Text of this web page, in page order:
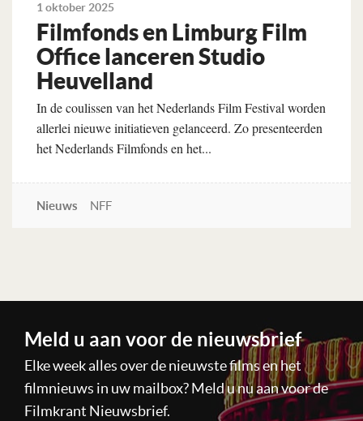
1 oktober 2025
Filmfonds en Lim­burg Film
Of­fice lan­ceren Studio
Heuvel­land
In de coulissen van het Nederlands Film Festival worden
allerlei nieuwe initiatieven gelanceerd. Zo presenteerden
het Nederlands Filmfonds en het...
Nieuws NFF
Meld u aan voor de nieuwsbrief
Elke week alles over de nieuwste films en het
filmnieuws in uw mailbox? Meld u nu aan voor de
Filmkrant Nieuwsbrief.